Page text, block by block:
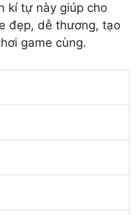
kí tự này giúp cho
đẹp, dễ thương, tạo
game cùng.